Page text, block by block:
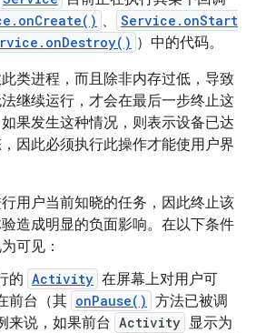
、
Service.onStart
）中的代码。
类进程，而且除非内存过低，导致
继续运行，才会在最后一步终止这
果发生这种情况，则表示设备已达
因此必须执行此操作才能使用户界
用户当前知晓的任务，因此终止该
造成明显的负面影响。在以下条件
可见：
的 Activity 在屏幕上对用户可
前台（其 onPause() 方法已被调
来说，如果前台 Activity 显示为